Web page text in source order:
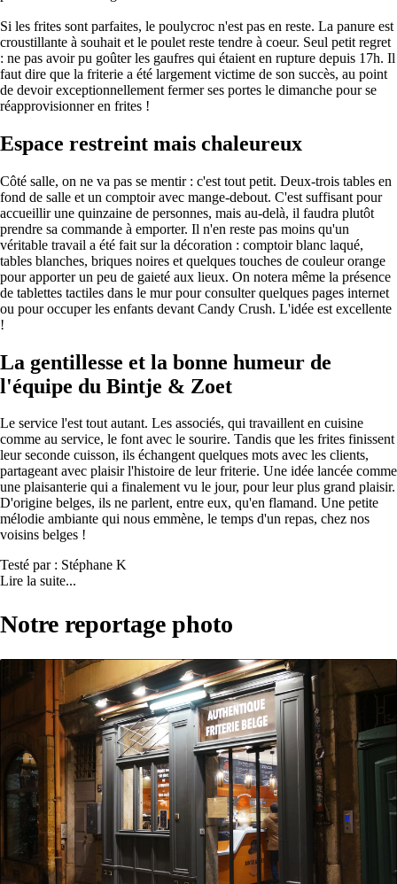
Si les frites sont parfaites, le poulycroc n'est pas en reste. La panure est
croustillante à souhait et le poulet reste tendre à coeur. Seul petit regret
: ne pas avoir pu goûter les gaufres qui étaient en rupture depuis 17h. Il
faut dire que la friterie a été largement victime de son succès, au point
de devoir exceptionnellement fermer ses portes le dimanche pour se
réapprovisionner en frites !
Espace restreint mais chaleureux
Côté salle, on ne va pas se mentir : c'est tout petit. Deux-trois tables en
fond de salle et un comptoir avec mange-debout. C'est suffisant pour
accueillir une quinzaine de personnes, mais au-delà, il faudra plutôt
prendre sa commande à emporter. Il n'en reste pas moins qu'un
véritable travail a été fait sur la décoration : comptoir blanc laqué,
tables blanches, briques noires et quelques touches de couleur orange
pour apporter un peu de gaieté aux lieux. On notera même la présence
de tablettes tactiles dans le mur pour consulter quelques pages internet
ou pour occuper les enfants devant Candy Crush. L'idée est excellente
!
La gentillesse et la bonne humeur de
l'équipe du Bintje & Zoet
Le service l'est tout autant. Les associés, qui travaillent en cuisine
comme au service, le font avec le sourire. Tandis que les frites finissent
leur seconde cuisson, ils échangent quelques mots avec les clients,
partageant avec plaisir l'histoire de leur friterie. Une idée lancée comme
une plaisanterie qui a finalement vu le jour, pour leur plus grand plaisir.
D'origine belges, ils ne parlent, entre eux, qu'en flamand. Une petite
mélodie ambiante qui nous emmène, le temps d'un repas, chez nos
voisins belges !
Testé par : Stéphane K
Lire la suite...
Notre reportage photo